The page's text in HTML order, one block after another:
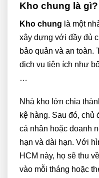
Kho chung là gì?
Kho chung là một
xây dựng với đầy đủ
bảo quản và an toàn.
dịch vụ tiện ích như
…
Nhà kho lớn chia
kệ hàng. Sau đó, chủ
cá nhân hoặc doanh
hạn và dài hạn. Với
HCM này, họ sẽ thu
vào mỗi tháng hoặc